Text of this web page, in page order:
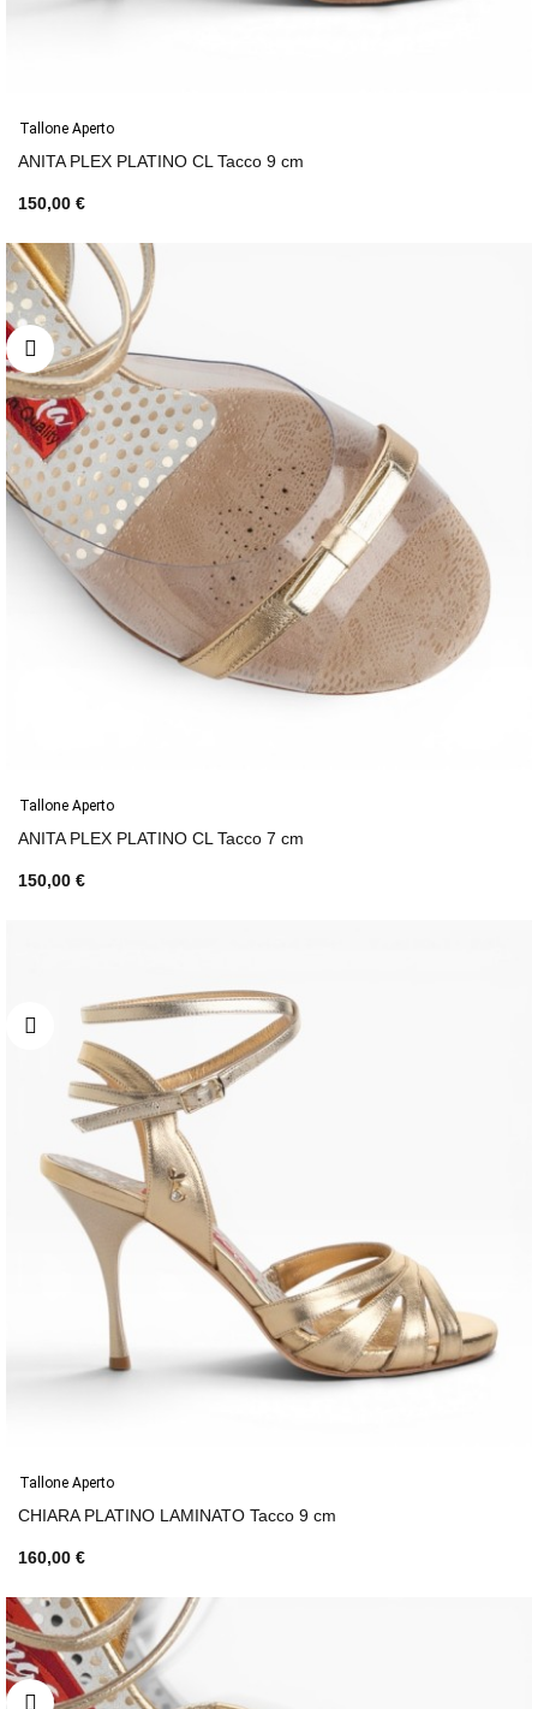
Tallone Aperto
ANITA PLEX PLATINO CL Tacco 9 cm
150,00 €
Tallone Aperto
ANITA PLEX PLATINO CL Tacco 7 cm
150,00 €
Tallone Aperto
CHIARA PLATINO LAMINATO Tacco 9 cm
160,00 €